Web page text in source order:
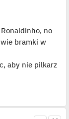
no
bramki w
aby nie pilkarz